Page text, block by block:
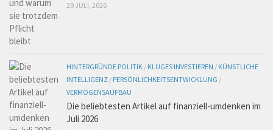
29 JULI, 2026
HINTERGRÜNDE POLITIK / KLUGES INVESTIEREN / KÜNSTLICHE
INTELLIGENZ / PERSÖNLICHKEITSENTWICKLUNG /
VERMÖGENSAUFBAU
Die beliebtesten Artikel auf finanziell-umdenken im
Juli 2026